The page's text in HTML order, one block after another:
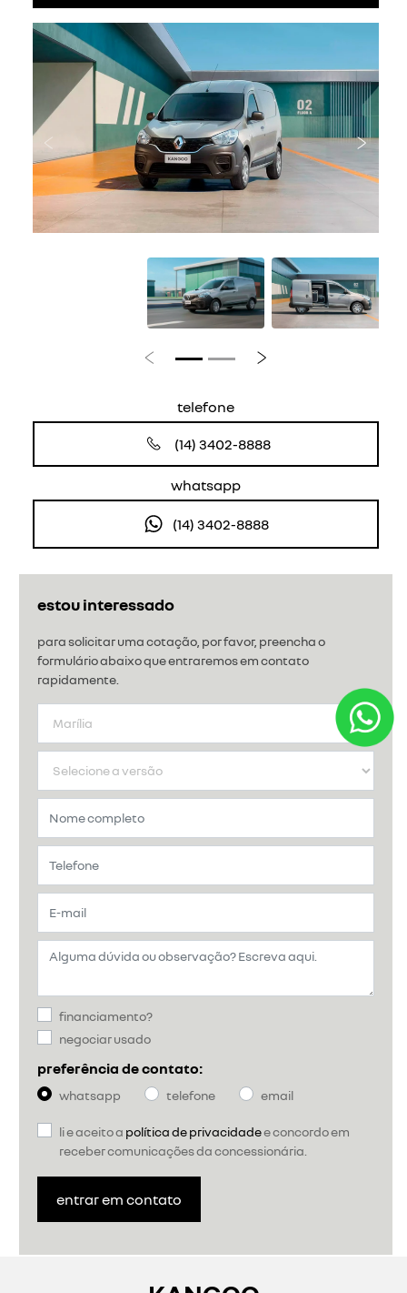
Branco Glacier
bancos revestidos em tecido
vidros elétricos
ar-condicionado
comando satélite
cintos de segurança com regulagem de altura
ver mais
ficha técnica
entrar em contato
os detalhes do kangoo
tecnologia
assistente de frenagem de emergência (afu)
rapidamente entre o acelerador e o pedal do freio
Próximo
NOVOS
POLÍTICA DE PRIVACIDADE